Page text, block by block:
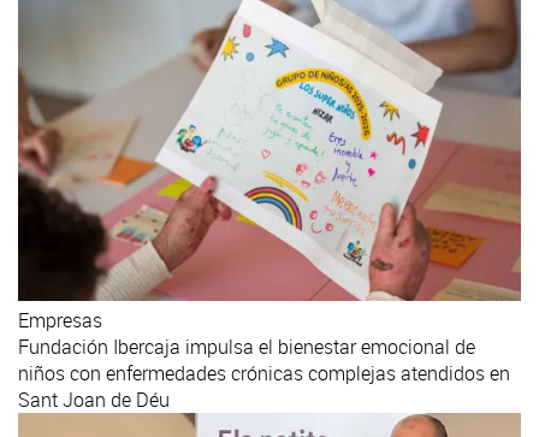
Empresas
Fundación Ibercaja impulsa el bienestar emocional de
niños con enfermedades crónicas complejas atendidos en
Sant Joan de Déu